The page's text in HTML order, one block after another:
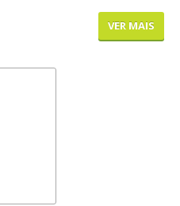
VER MAIS